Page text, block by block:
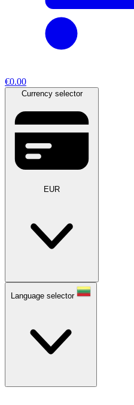
€0.00
Currency selector
EUR
Language selector